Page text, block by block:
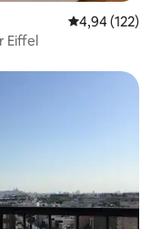
Classificação
4,94 (122)
Eiffel